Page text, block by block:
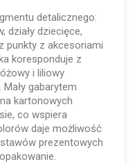
detalicznego:
działy dziecięce,
punkty z akcesoriami
koresponduje z
i liliowy
gabarytem
kartonowych
co wspiera
daje możliwość
prezentowych